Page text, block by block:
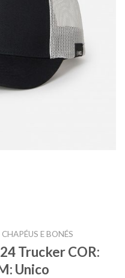
CHAPÉUS E BONÉS
Trucker COR:
Unico